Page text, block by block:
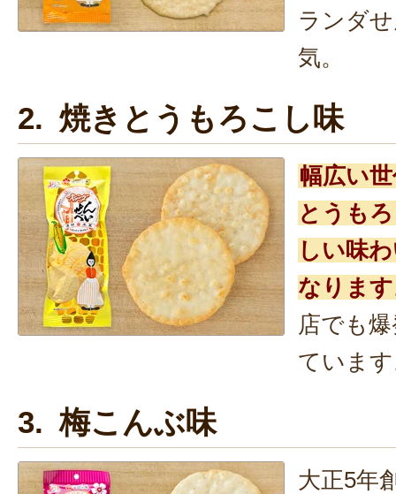
ランダ
気。
2. 焼きとうもろこし味
幅広い
とうも
しい味
なりま
店でも
ていま
3. 梅こんぶ味
大正5年